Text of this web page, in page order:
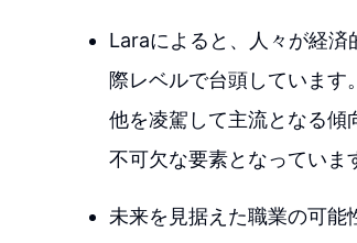
Laraによると、人々が経済
際レベルで台頭していま
他を凌駕して主流となる傾
不可欠な要素となっていま
未来を見据えた職業の可